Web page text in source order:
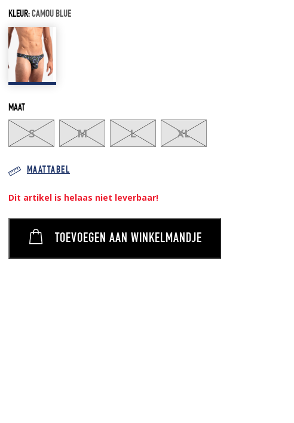
prijs
was:
35,95 €.
prijs
is:
15,00 €.
KLEUR:CAMOU BLUE
MAAT
S M L XL
MAATTABEL
Dit artikel is helaas niet leverbaar!
TOEVOEGEN AAN WINKELMANDJE